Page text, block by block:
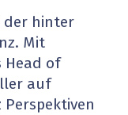
der hinter
Mit
Head of
auf